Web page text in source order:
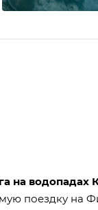
на водопадах
поездку на